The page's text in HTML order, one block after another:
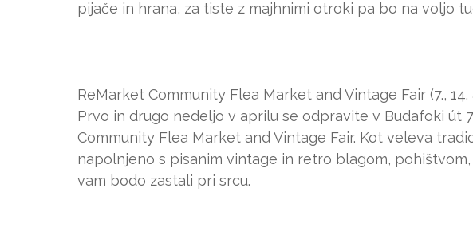
pijače in hrana, za tiste z majhnimi otroki pa bo na voljo
ReMarket Community Flea Market and Vintage Fair (7., 14.
Prvo in drugo nedeljo v aprilu se odpravite v Budafoki út
Community Flea Market and Vintage Fair. Kot veleva
napolnjeno s pisanim vintage in retro blagom,
vam bodo zastali pri srcu.